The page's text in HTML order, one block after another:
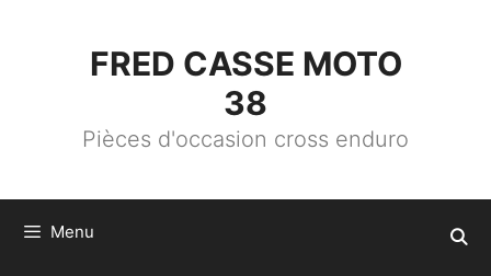
FRED CASSE MOTO
38
Pièces d'occasion cross enduro
Menu